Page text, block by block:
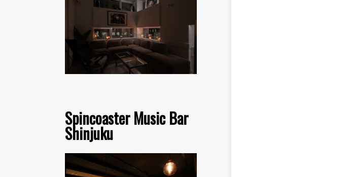
Spincoaster Music Bar
Shinjuku